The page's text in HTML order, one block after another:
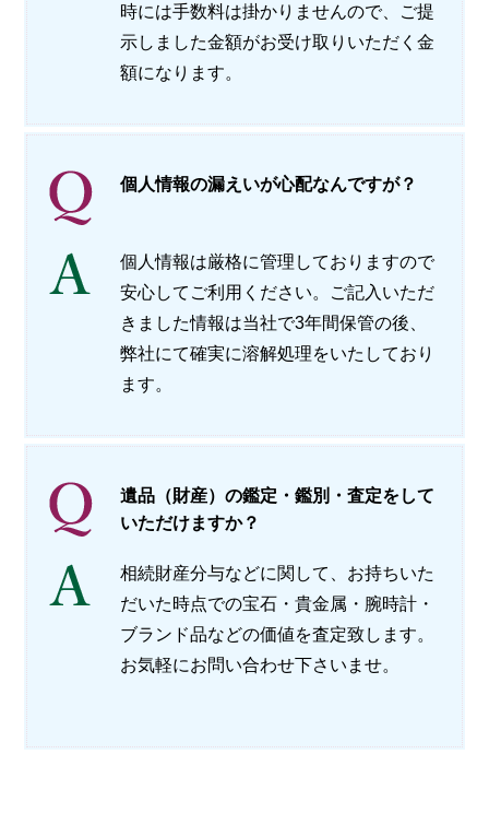
時には手数料は掛かりませんので、ご提
示しました金額がお受け取りいただく金
額になります。
個人情報の漏えいが心配なんですが？
個人情報は厳格に管理しておりますので
安心してご利用ください。ご記入いただ
きました情報は当社で3年間保管の後、
弊社にて確実に溶解処理をいたしており
ます。
遺品（財産）の鑑定・鑑別・査定をして
いただけますか？
相続財産分与などに関して、お持ちいた
だいた時点での宝石・貴金属・腕時計・
ブランド品などの価値を査定致します。
お気軽にお問い合わせ下さいませ。